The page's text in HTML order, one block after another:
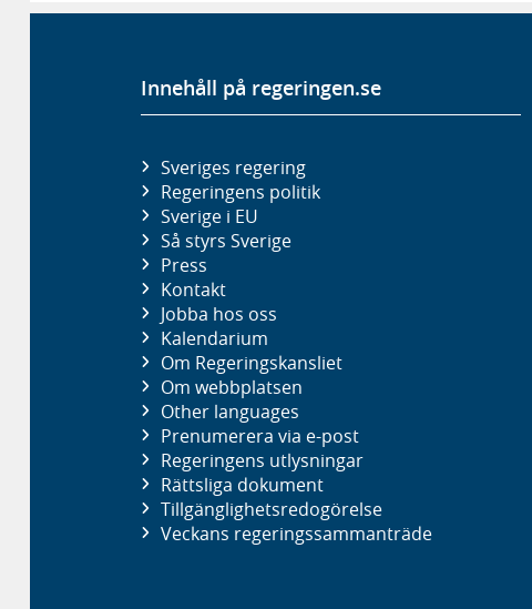
Innehåll på regeringen.se
Sveriges regering
Regeringens politik
Sverige i EU
Så styrs Sverige
Press
Kontakt
Jobba hos oss
Kalendarium
Om Regeringskansliet
Om webbplatsen
Other languages
Prenumerera via e-post
Regeringens utlysningar
Rättsliga dokument
Tillgänglighetsredogörelse
Veckans regeringssammanträde